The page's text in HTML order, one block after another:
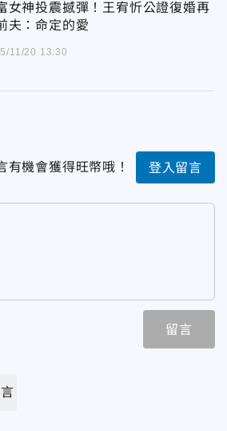
女神投震撼彈！王宥忻公證復婚再
夫：命定的愛
11/20 13:30
有機會獲得旺幣哦！ 登入留言
留言